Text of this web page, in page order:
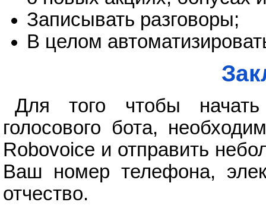
Записывать разговоры;
В целом
Для того чтобы начать
голосового бота,
Robovoice и отправить
Ваш номер телефона,
отчество.